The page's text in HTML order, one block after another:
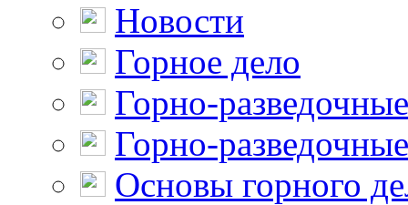
Новости
Горное дело
Горно-
Горно-
Основы горного